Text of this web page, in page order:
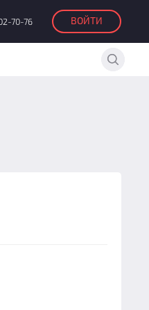
70-76 ВОЙТИ